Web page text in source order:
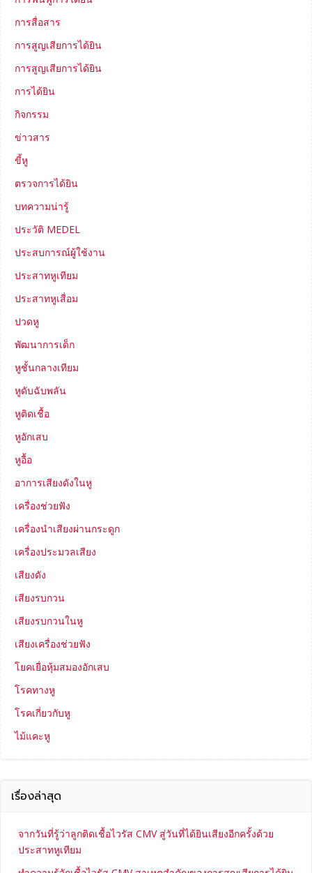
การสื่อสาร
การสูญเสียการได้ยิน
การสูญเสียการได้ยิน
การได้ยิน
กิจกรรม
ข่าวสาร
ขี้หู
ตรวจการได้ยิน
บทความน่ารู้
ประวัติ MEDEL
ประสบการณ์ผู้ใช้งาน
ประสาทหูเทียม
ประสาทหูเสื่อม
ปวดหู
พัฒนาการเด็ก
หูชั้นกลางเทียม
หูดับฉับพลัน
หูติดเชื้อ
หูอักเสบ
หูอื้อ
อาการเสียงดังในหู
เครื่องช่วยฟัง
เครื่องนำเสียงผ่านกระดูก
เครื่องประมวลเสียง
เสียงดัง
เสียงรบกวน
เสียงรบกวนในหู
เสียงเครื่องช่วยฟัง
โยคเยื่อหุ้มสมองอักเสบ
โรคทางหู
โรคเกี่ยวกับหู
ไม้แคะหู
เรื่องล่าสุด
จากวันที่รู้ว่าลูกติดเชื้อไวรัส CMV สู่วันที่ได้ยินเสียงอีกครั้งด้วย
ประสาทหูเทียม